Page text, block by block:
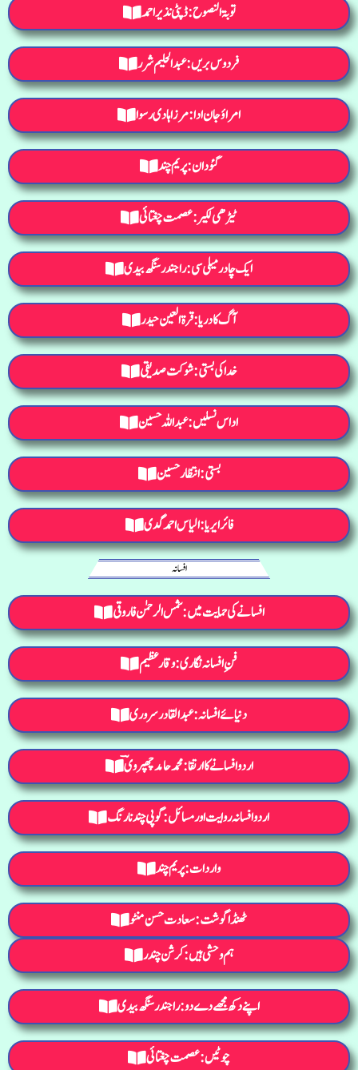
توبۃ النصوح: ڈپٹی نذیر احمد
فردوس بریں: عبدالحلیم شرر
امراؤ جان ادا: مرزا ہادی رسوا
گئودان: پریم چند
ٹیڑھی لکیر: عصمت چغتائی
ایک چادر میلی سی: راجندرسنگھ بیدی
آگ کا دریا: قرۃ العین حیدر
خدا کی بستی: شوکت صدیقی
اداس نسلیں: عبداللہ حسین
بستی: انتظار حسین
فائر ایریا : الیاس احمد گدی
افسانہ
افسانے کی حمایت میں : شمس الرحمٰن فاروقی
فنِ افسانہ نگاری: وقار عظیم
دنیائے افسانہ : عبدالقادر سروری
اردو افسانے کا ارتقا: محمد حامد چھپرویؔ
اردو افسانہ روایت اور مسائل : گوپی چند نارنگ
واردات: پریم چند
ٹھنڈا گوشت: سعادت حسن منٹو
ہم وحشی ہیں: کرشن چندر
اپنے دکھ مجھے دے دو: راجندرسنگھ بیدی
چوٹیں: عصمت چغتائی